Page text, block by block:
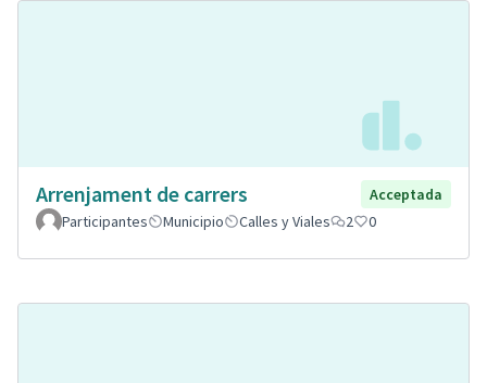
Arrenjament de carrers
Acceptada
Participantes
Municipio Calles y Viales 2 0